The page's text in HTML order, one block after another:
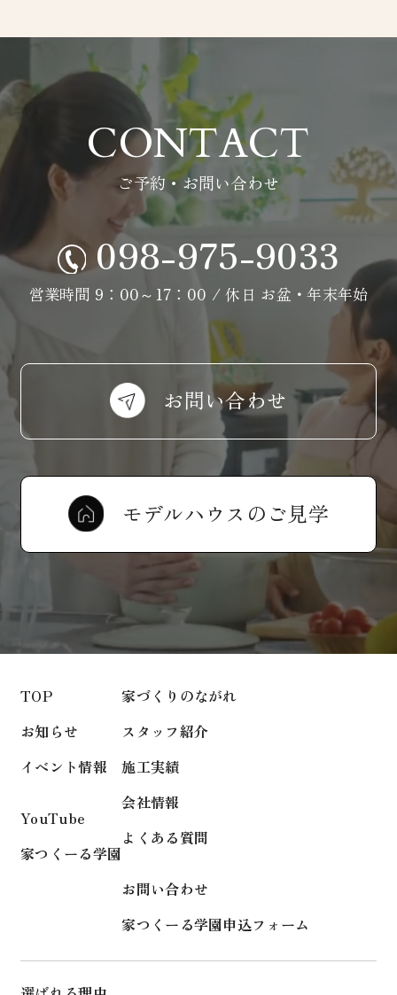
CONTACT
ご予約・お問い合わせ
098-975-9033
営業時間 9：00～17：00 / 休日 お盆・年末年始
お問い合わせ
モデルハウスのご見学
TOP
お知らせ
イベント情報
YouTube
家つくーる学園
家づくりのながれ
スタッフ紹介
施工実績
会社情報
よくある質問
お問い合わせ
家つくーる学園申込フォーム